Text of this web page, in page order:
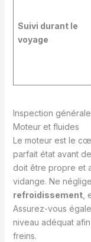
Suivi durant le
voyage
Inspection
Moteur et fluides
Le moteur est le
parfait état avant
doit être propre et
vidange. Ne
refroidissement,
Assurez-vous
niveau adéquat
freins.